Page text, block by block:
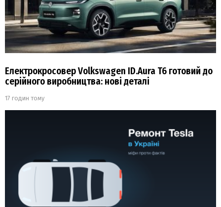
Електрокросовер Volkswagen ID.Aura T6 готовий до
серійного виробництва: нові деталі
17 годин тому